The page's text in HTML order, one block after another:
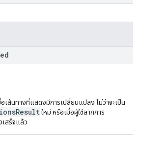
เส้นทางที่แสดงมีการเปลี่ยนแปลง ไม่ว่าจะเป็น
ใหม่ หรือเมื่อผู้ใช้ลากการ
เสร็จแล้ว